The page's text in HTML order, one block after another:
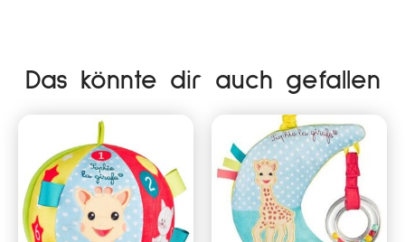
Das könnte dir auch gefallen